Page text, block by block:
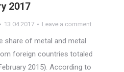
2017
13.04.2017 Leave a comment
share of metal and metal
foreign countries totaled
2015). According to